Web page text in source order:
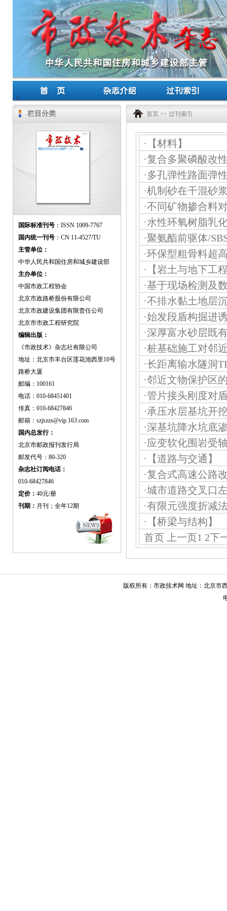
栏目分类
国际标准刊号 ：ISSN 1009-7767
国内统一刊号 ：CN 11-4527/TU
主管单位：
中华人民共和国住房和城乡建设部
主办单位：
中国市政工程协会
北京市政路桥股份有限公司
北京市政建设集团有限责任公司
北京市市政工程研究院
编辑出版：
《市政技术》杂志社有限公司
地址：北京市丰台区莲花池西里10号
路桥大厦
邮编：100161
电话：010-68451401
传真：010-68427846
邮箱：szjszzs@vip.163.com
国内总发行：
北京市邮政报刊发行局
邮发代号：80-320
杂志社订阅电话：
010-68427846
定价： 40元/册
刊期： 月刊；全年12期
首页 >> 过刊索引
· 【材料】
·复合多聚磷酸改
·多孔弹性路面弹
·机制砂在干混砂
·不同矿物掺合料
·水性环氧树脂乳
·聚氨酯前驱体/
·环保型粗骨料超
· 【岩土与地下工
·基于现场检测及
·不排水黏土地层
·始发段盾构掘进
·深厚富水砂层既
·桩基础施工对邻
·长距离输水隧洞
·邻近文物保护区
·管片接头刚度对
·承压水层基坑开
·深基坑降水坑底
·应变软化围岩受
· 【道路与交通】
·复合式高速公路
·城市道路交叉口
·有限元强度折减
· 【桥梁与结构】
首页
上一页 1 2下
版权所有：市政技术网 地址：北京市